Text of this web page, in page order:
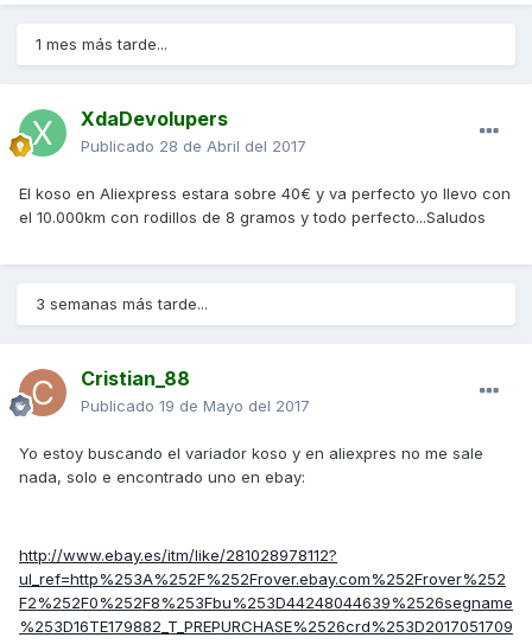
1 mes más tarde...
XdaDevolupers
Publicado 28 de Abril del 2017
El koso en Aliexpress estara sobre 40€ y va perfecto yo llevo con
el 10.000km con rodillos de 8 gramos y todo perfecto...Saludos
3 semanas más tarde...
Cristian_88
Publicado 19 de Mayo del 2017
Yo estoy buscando el variador koso y en aliexpres no me sale
nada, solo e encontrado uno en ebay:
http://www.ebay.es/itm/like/281028978112?
ul_ref=http%253A%252F%252Frover.ebay.com%252Frover%252
F2%252F0%252F8%253Fbu%253D44248044639%2526segname
%253D16TE179882_T_PREPURCHASE%2526crd%253D2017051709